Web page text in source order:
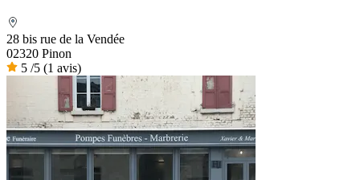
28 bis rue de la Vendée
02320 Pinon
5 /5 (1 avis)